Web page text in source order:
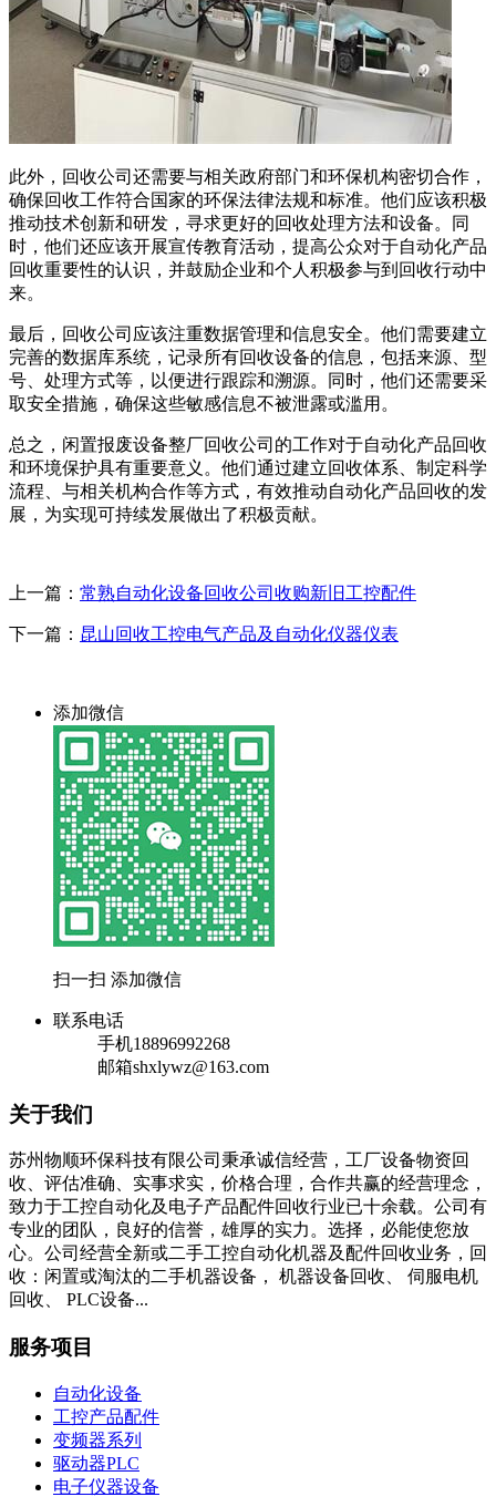
此外，回收公司还需要与相关政府部门和环保机构密切合作，
确保回收工作符合国家的环保法律法规和标准。他们应该积极
推动技术创新和研发，寻求更好的回收处理方法和设备。同
时，他们还应该开展宣传教育活动，提高公众对于自动化产品
回收重要性的认识，并鼓励企业和个人积极参与到回收行动中
来。
最后，回收公司应该注重数据管理和信息安全。他们需要建立
完善的数据库系统，记录所有回收设备的信息，包括来源、型
号、处理方式等，以便进行跟踪和溯源。同时，他们还需要采
取安全措施，确保这些敏感信息不被泄露或滥用。
总之，闲置报废设备整厂回收公司的工作对于自动化产品回收
和环境保护具有重要意义。他们通过建立回收体系、制定科学
流程、与相关机构合作等方式，有效推动自动化产品回收的发
展，为实现可持续发展做出了积极贡献。
上一篇： 常熟自动化设备回收公司收购新旧工控配件
下一篇： 昆山回收工控电气产品及自动化仪器仪表
添加微信
扫一扫 添加微信
联系电话
手机18896992268
邮箱shxlywz@163.com
关于我们
苏州物顺环保科技有限公司秉承诚信经营，工厂设备物资回
收、评估准确、实事求实，价格合理，合作共赢的经营理念，
致力于工控自动化及电子产品配件回收行业已十余载。公司有
专业的团队，良好的信誉，雄厚的实力。选择，必能使您放
心。公司经营全新或二手工控自动化机器及配件回收业务，回
收：闲置或淘汰的二手机器设备， 机器设备回收、 伺服电机
回收、 PLC设备...
服务项目
自动化设备
工控产品配件
变频器系列
驱动器PLC
电子仪器设备